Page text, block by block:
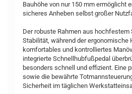
Bauhöhe von nur 150 mm ermöglicht
sicheres Anheben selbst großer
Der robuste Rahmen aus
Stabilität, während der ergonomische
komfortables und kontrolliertes
integrierte Schnellhubfußpedal
besonders schnell und effizient. Eine
sowie die bewährte
Sicherheit im täglichen